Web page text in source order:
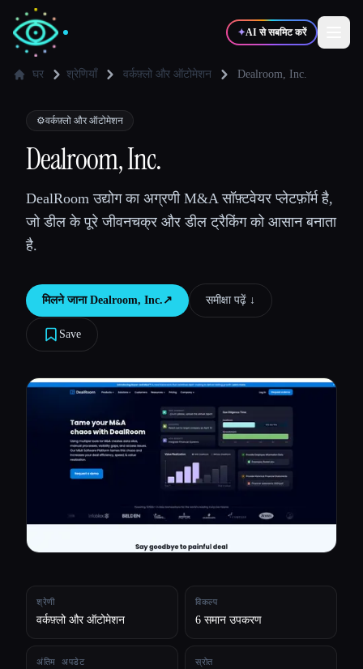
✦AI से सबमिट करें
✍️लेखक
💻
🎓विद्यार्थी 🎬क्रिएटर्स
ब्लॉग
टूल्स की तुलना करें
सभी श्रेणियाँ
हमारे बारे में
घर श्रेणियाँ वर्कफ़्लो और ऑटोमेशन Dealroom, Inc.
⚙️वर्कफ़्लो और ऑटोमेशन
Dealroom, Inc.
DealRoom उद्योग का अग्रणी M&A सॉफ़्टवेयर प्लेटफ़ॉर्म है,
जो डील के पूरे जीवनचक्र और डील ट्रैकिंग को आसान बनाता
है.
मिलने जाना Dealroom, Inc. ↗︎ समीक्षा पढ़ें ↓︎
Save
श्रेणी
वर्कफ़्लो और ऑटोमेशन
विकल्प
6 समान उपकरण
अंतिम अपडेट स्रोत